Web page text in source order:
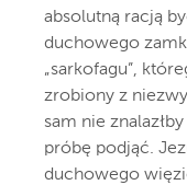
absolutną racją
duchowego
„sarkofagu”,
zrobiony z
sam nie
próbę podjąć.
duchowego